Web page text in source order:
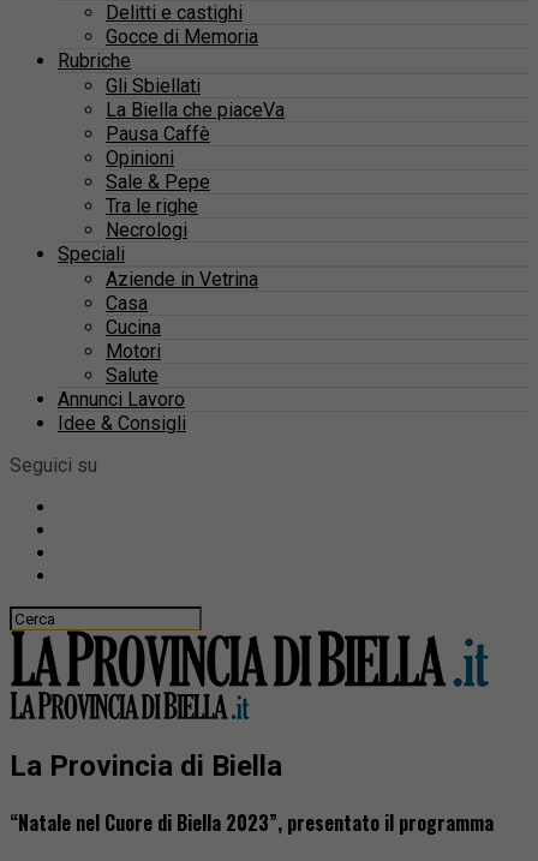
Delitti e castighi
Gocce di Memoria
Rubriche
Gli Sbiellati
La Biella che piaceVa
Pausa Caffè
Opinioni
Sale & Pepe
Tra le righe
Necrologi
Speciali
Aziende in Vetrina
Casa
Cucina
Motori
Salute
Annunci Lavoro
Idee & Consigli
Seguici su
La Provincia di Biella
“Natale nel Cuore di Biella 2023”, presentato il programma